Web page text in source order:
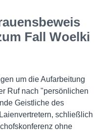
Fall Woelki
um die Aufarbeitung
Ruf nach "persönlichen
Geistliche des
schließlich
ohne